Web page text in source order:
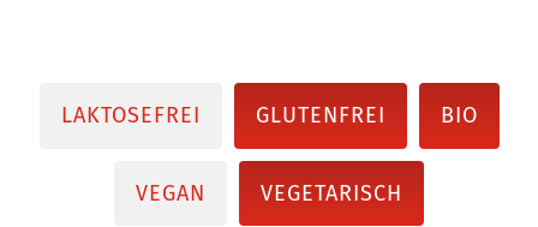
LAKTOSEFREI GLUTENFREI BIO
VEGAN VEGETARISCH